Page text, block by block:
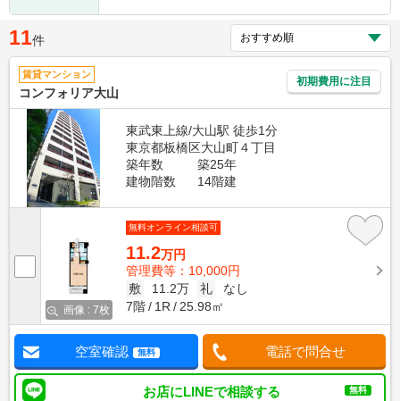
11件
賃貸マンション
コンフォリア大山
初期費用に注目
東武東上線/大山駅 徒歩1分
東京都板橋区大山町４丁目
築年数
築25年
建物階数
14階建
画像 : 7枚
無料オンライン相談可
11.2万円
管理費等：10,000円
敷
11.2万 礼
なし
7階
1R 25.98㎡
空室確認 無料 電話で問合せ
お店にLINEで相談する 無料